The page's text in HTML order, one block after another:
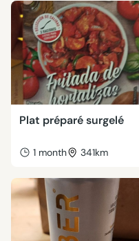
Plat préparé surgelé
1 month 341km